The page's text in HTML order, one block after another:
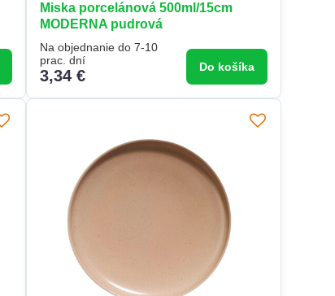
Miska porcelánová 500ml/15cm
MODERNA pudrová
Na objednanie do 7-10
prac. dní
3,34 € Do košíka